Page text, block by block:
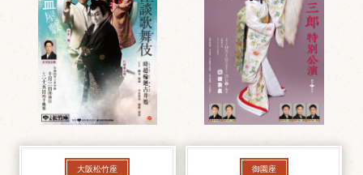
大阪松竹座 御園座